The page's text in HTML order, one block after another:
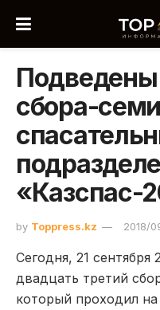
Подведены
сбора-
«Казспас-
by Toppress.kz 2018/
Сегодня, 21 сентября
двадцать третий
который проходил